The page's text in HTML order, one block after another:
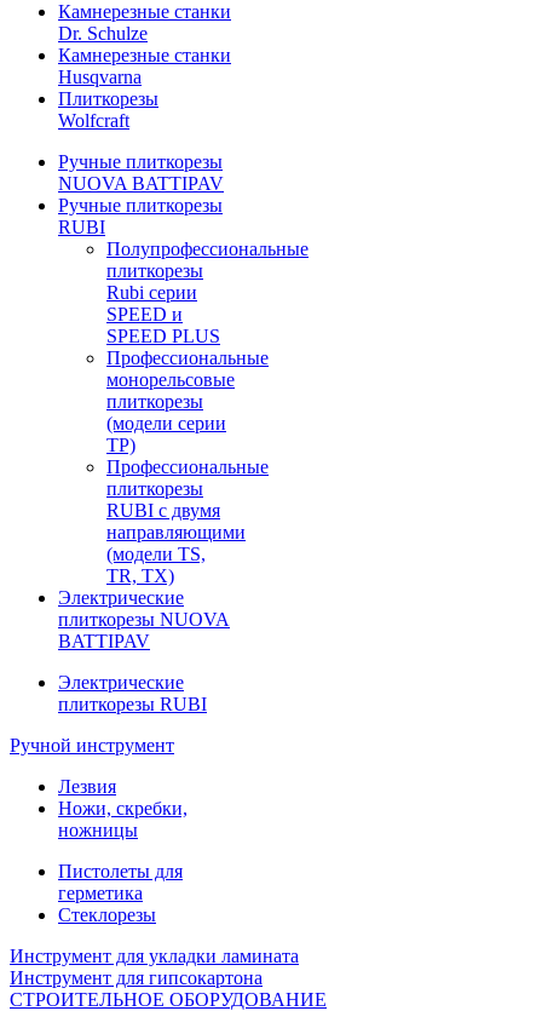
Камнерезные станки
Dr. Schulze
Камнерезные станки
Husqvarna
Плиткорезы
Wolfcraft
Ручные плиткорезы
NUOVA BATTIPAV
Ручные плиткорезы
RUBI
Полупрофессиональные
плиткорезы
Rubi серии
SPEED и
SPEED PLUS
Профессиональные
монорельсовые
плиткорезы
(модели серии
TP)
Профессиональные
плиткорезы
RUBI с двумя
направляющими
(модели TS,
TR, TX)
Электрические
плиткорезы NUOVA
BATTIPAV
Электрические
плиткорезы RUBI
Ручной инструмент
Лезвия
Ножи, скребки,
ножницы
Пистолеты для
герметика
Стеклорезы
Инструмент для укладки ламината
Инструмент для гипсокартона
СТРОИТЕЛЬНОЕ ОБОРУДОВАНИЕ